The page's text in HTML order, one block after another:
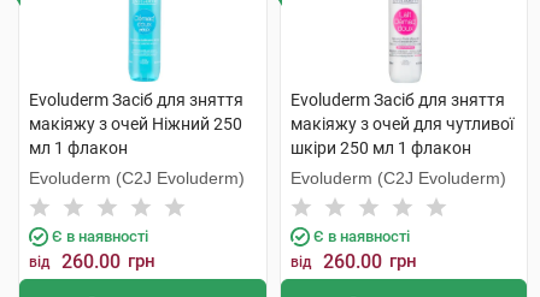
Evoluderm Засіб для зняття
макіяжу з очей Ніжний 250
мл 1 флакон
Evoluderm (C2J Evoluderm)
Є в наявності
від 260.00 грн
Evoluderm Засіб для зняття
макіяжу з очей для чутливої
шкіри 250 мл 1 флакон
Evoluderm (C2J Evoluderm)
Є в наявності
від 260.00 грн